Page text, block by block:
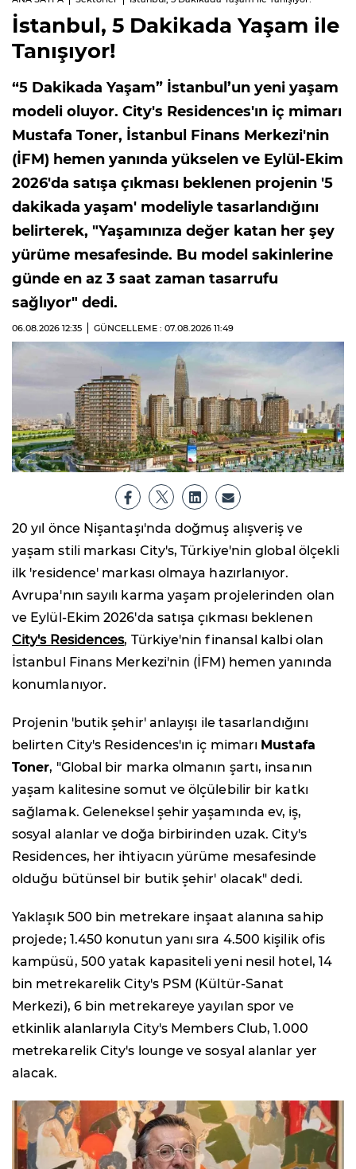
İstanbul, 5 Dakikada Yaşam ile
Tanışıyor!
“5 Dakikada Yaşam” İstanbul’un yeni yaşam
modeli oluyor. City's Residences'ın iç mimarı
Mustafa Toner, İstanbul Finans Merkezi'nin
(İFM) hemen yanında yükselen ve Eylül-Ekim
2026'da satışa çıkması beklenen projenin '5
dakikada yaşam' modeliyle tasarlandığını
belirterek, "Yaşamınıza değer katan her şey
yürüme mesafesinde. Bu model sakinlerine
günde en az 3 saat zaman tasarrufu
sağlıyor" dedi.
06.08.2026 12:35 GÜNCELLEME : 07.08.2026 11:49
20 yıl önce Nişantaşı'nda doğmuş alışveriş ve
yaşam stili markası City's, Türkiye'nin global ölçekli
ilk 'residence' markası olmaya hazırlanıyor.
Avrupa'nın sayılı karma yaşam projelerinden olan
ve Eylül-Ekim 2026'da satışa çıkması beklenen
City's Residences, Türkiye'nin finansal kalbi olan
İstanbul Finans Merkezi'nin (İFM) hemen yanında
konumlanıyor.
Projenin 'butik şehir' anlayışı ile tasarlandığını
belirten City's Residences'ın iç mimarı Mustafa
Toner, "Global bir marka olmanın şartı, insanın
yaşam kalitesine somut ve ölçülebilir bir katkı
sağlamak. Geleneksel şehir yaşamında ev, iş,
sosyal alanlar ve doğa birbirinden uzak. City's
Residences, her ihtiyacın yürüme mesafesinde
olduğu bütünsel bir butik şehir' olacak" dedi.
Yaklaşık 500 bin metrekare inşaat alanına sahip
projede; 1.450 konutun yanı sıra 4.500 kişilik ofis
kampüsü, 500 yatak kapasiteli yeni nesil hotel, 14
bin metrekarelik City's PSM (Kültür-Sanat
Merkezi), 6 bin metrekareye yayılan spor ve
etkinlik alanlarıyla City's Members Club, 1.000
metrekarelik City's lounge ve sosyal alanlar yer
alacak.